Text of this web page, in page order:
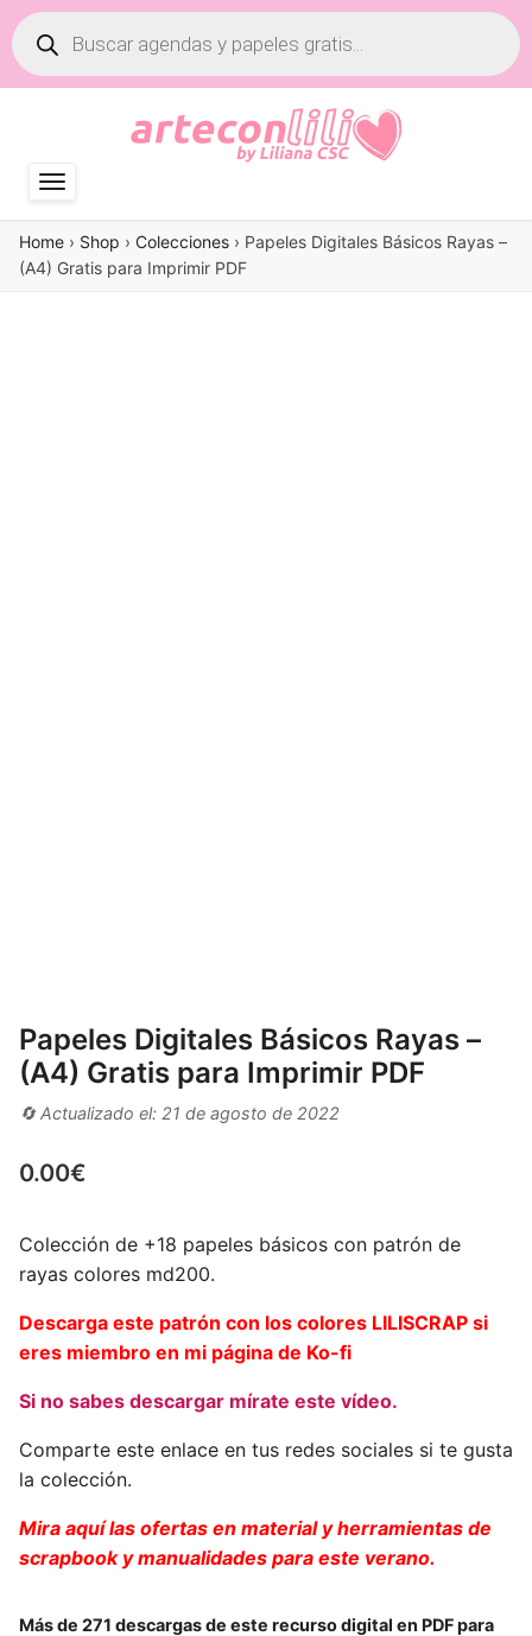
Búsqueda
de
productos
Home › Shop › Colecciones › Papeles Digitales Básicos Rayas –
(A4) Gratis para Imprimir PDF
Papeles Digitales Básicos Rayas –
(A4) Gratis para Imprimir PDF
🔄 Actualizado el: 21 de agosto de 2022
0.00€
Colección de +18 papeles básicos con patrón de
rayas colores md200.
Descarga este patrón con los colores LILISCRAP si
eres miembro en mi página de Ko-fi
Si no sabes descargar mírate este vídeo.
Comparte este enlace en tus redes sociales si te gusta
la colección.
Mira aquí las ofertas en material y herramientas de
scrapbook y manualidades para este verano.
Más de 271 descargas de este recurso digital en PDF para